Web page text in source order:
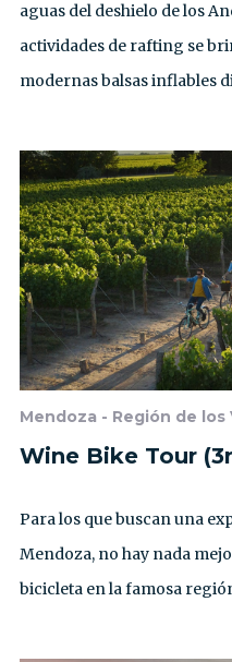
aguas del deshielo de los
actividades de rafting se
modernas balsas inflables
Mendoza - Región de los
Wine Bike Tour
Para los que buscan una
Mendoza, no hay nada
bicicleta en la famosa